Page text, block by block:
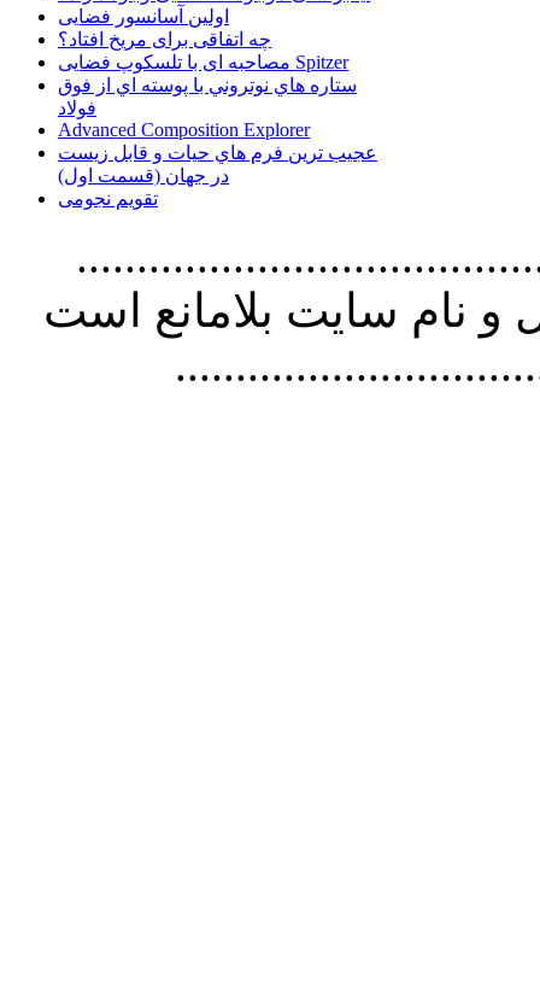
اولین آسانسور فضایی
چه اتفاقی برای مریخ افتاد؟
مصاحبه ای با تلسکوپ فضایی Spitzer
ستاره هاي نوتروني با پوسته اي از فوق
فولاد
Advanced Composition Explorer
عجیب ترین فرم هاي حيات و قابل زيست
در جهان (قسمت اول)
تقویم نجومی
استفاده از
نام سايت بلامانع است